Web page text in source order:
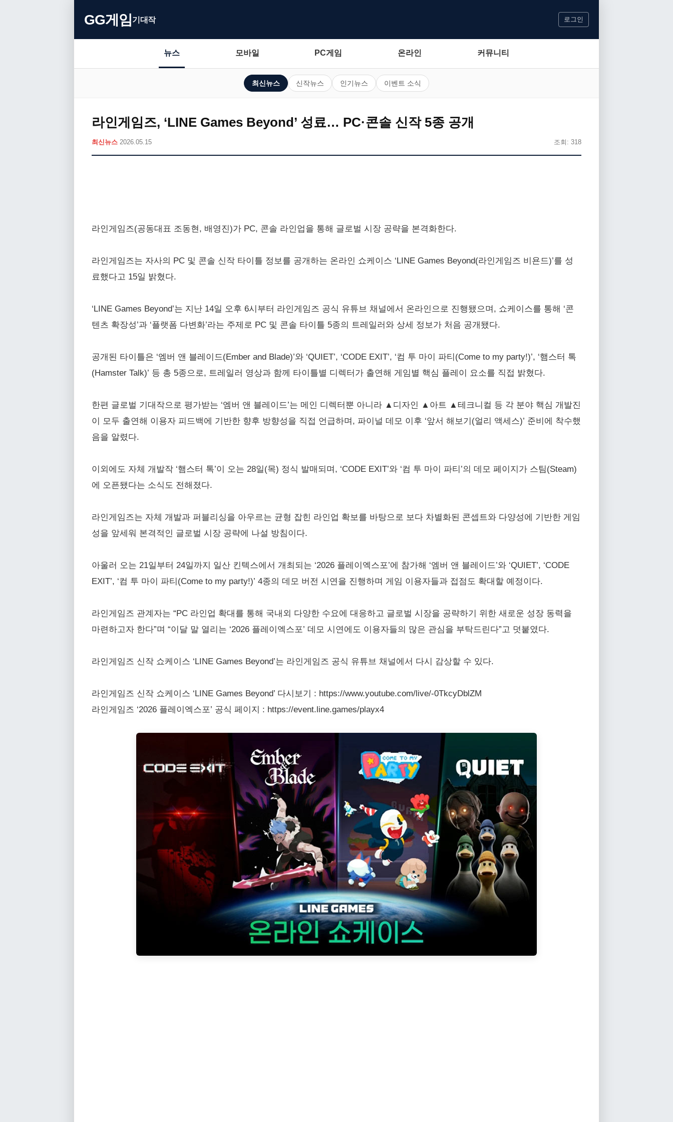
GG게임기대작 로그인
뉴스 모바일 PC게임 온라인 커뮤니티
최신뉴스 신작뉴스 인기뉴스 이벤트 소식
라인게임즈, ‘LINE Games Beyond’ 성료… PC·콘솔 신작 5종 공개
최신뉴스 2026.05.15 조회: 318
라인게임즈(공동대표 조동현, 배영진)가 PC, 콘솔 라인업을 통해 글로벌 시장 공략을 본격화한다.
라인게임즈는 자사의 PC 및 콘솔 신작 타이틀 정보를 공개하는 온라인 쇼케이스 ‘LINE Games Beyond(라인게임즈 비욘드)’를 성
료했다고 15일 밝혔다.
‘LINE Games Beyond’는 지난 14일 오후 6시부터 라인게임즈 공식 유튜브 채널에서 온라인으로 진행됐으며, 쇼케이스를 통해 ‘콘
텐츠 확장성’과 ‘플랫폼 다변화’라는 주제로 PC 및 콘솔 타이틀 5종의 트레일러와 상세 정보가 처음 공개됐다.
공개된 타이틀은 ‘엠버 앤 블레이드(Ember and Blade)’와 ‘QUIET’, ‘CODE EXIT’, ‘컴 투 마이 파티(Come to my party!)’, ‘햄스터 톡
(Hamster Talk)’ 등 총 5종으로, 트레일러 영상과 함께 타이틀별 디렉터가 출연해 게임별 핵심 플레이 요소를 직접 밝혔다.
한편 글로벌 기대작으로 평가받는 ‘엠버 앤 블레이드’는 메인 디렉터뿐 아니라 ▲디자인 ▲아트 ▲테크니컬 등 각 분야 핵심 개발진
이 모두 출연해 이용자 피드백에 기반한 향후 방향성을 직접 언급하며, 파이널 데모 이후 ‘앞서 해보기(얼리 액세스)’ 준비에 착수했
음을 알렸다.
이외에도 자체 개발작 ‘햄스터 톡’이 오는 28일(목) 정식 발매되며, ‘CODE EXIT’와 ‘컴 투 마이 파티’의 데모 페이지가 스팀(Steam)
에 오픈됐다는 소식도 전해졌다.
라인게임즈는 자체 개발과 퍼블리싱을 아우르는 균형 잡힌 라인업 확보를 바탕으로 보다 차별화된 콘셉트와 다양성에 기반한 게임
성을 앞세워 본격적인 글로벌 시장 공략에 나설 방침이다.
아울러 오는 21일부터 24일까지 일산 킨텍스에서 개최되는 ‘2026 플레이엑스포’에 참가해 ‘엠버 앤 블레이드’와 ‘QUIET’, ‘CODE
EXIT’, ‘컴 투 마이 파티(Come to my party!)’ 4종의 데모 버전 시연을 진행하며 게임 이용자들과 접점도 확대할 예정이다.
라인게임즈 관계자는 “PC 라인업 확대를 통해 국내외 다양한 수요에 대응하고 글로벌 시장을 공략하기 위한 새로운 성장 동력을
마련하고자 한다”며 “이달 말 열리는 ‘2026 플레이엑스포’ 데모 시연에도 이용자들의 많은 관심을 부탁드린다”고 덧붙였다.
라인게임즈 신작 쇼케이스 ‘LINE Games Beyond’는 라인게임즈 공식 유튜브 채널에서 다시 감상할 수 있다.
라인게임즈 신작 쇼케이스 ‘LINE Games Beyond’ 다시보기 : https://www.youtube.com/live/-0TkcyDblZM
라인게임즈 ‘2026 플레이엑스포’ 공식 페이지 : https://event.line.games/playx4